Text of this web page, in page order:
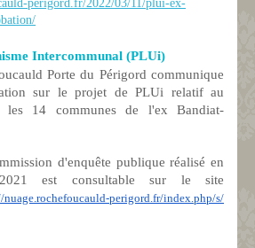
perigord.fr/2022/03/11/plui-ex-
Intercommunal (PLUi)
Porte du Périgord communique
sur le projet de PLUi relatif au
les 14 communes de l'ex Bandiat-
d'enquête publique réalisé en
est consultable sur le site
nuage.rochefoucauld-perigord.fr/index.php/s/